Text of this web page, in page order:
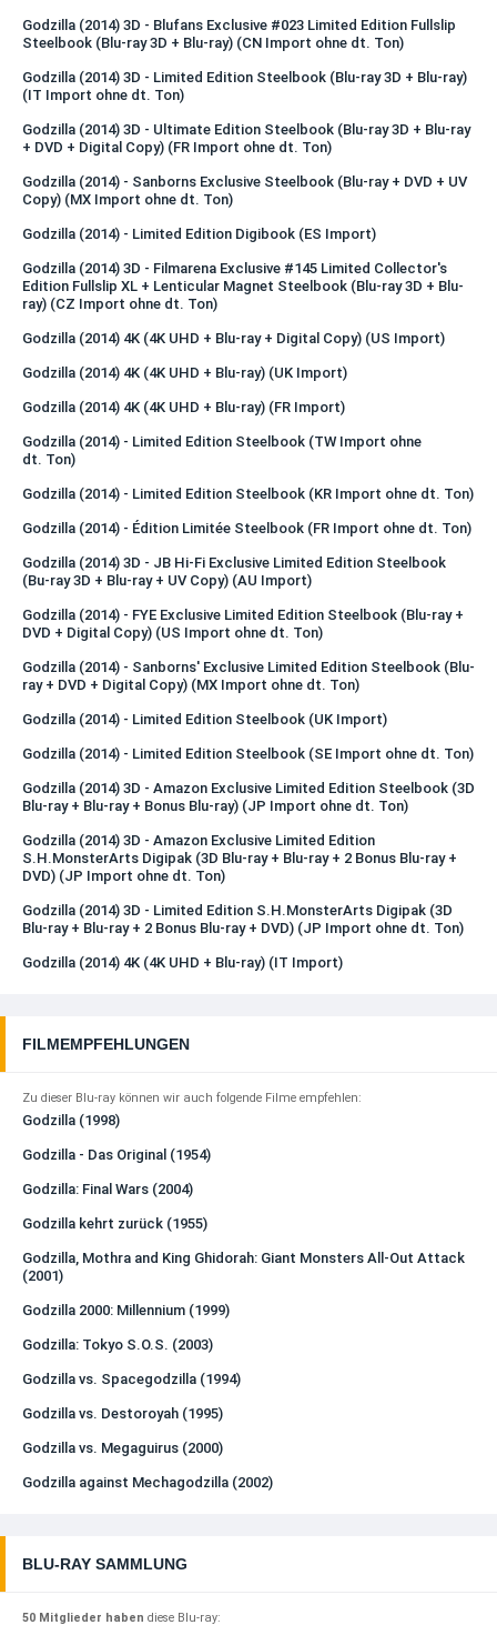
Godzilla (2014) 3D - Blufans Exclusive #023 Limited Edition Fullslip
Steelbook (Blu-ray 3D + Blu-ray) (CN Import ohne dt. Ton)
Godzilla (2014) 3D - Limited Edition Steelbook (Blu-ray 3D + Blu-ray)
(IT Import ohne dt. Ton)
Godzilla (2014) 3D - Ultimate Edition Steelbook (Blu-ray 3D + Blu-ray
+ DVD + Digital Copy) (FR Import ohne dt. Ton)
Godzilla (2014) - Sanborns Exclusive Steelbook (Blu-ray + DVD + UV
Copy) (MX Import ohne dt. Ton)
Godzilla (2014) - Limited Edition Digibook (ES Import)
Godzilla (2014) 3D - Filmarena Exclusive #145 Limited Collector's
Edition Fullslip XL + Lenticular Magnet Steelbook (Blu-ray 3D + Blu-
ray) (CZ Import ohne dt. Ton)
Godzilla (2014) 4K (4K UHD + Blu-ray + Digital Copy) (US Import)
Godzilla (2014) 4K (4K UHD + Blu-ray) (UK Import)
Godzilla (2014) 4K (4K UHD + Blu-ray) (FR Import)
Godzilla (2014) - Limited Edition Steelbook (TW Import ohne
dt. Ton)
Godzilla (2014) - Limited Edition Steelbook (KR Import ohne dt. Ton)
Godzilla (2014) - Édition Limitée Steelbook (FR Import ohne dt. Ton)
Godzilla (2014) 3D - JB Hi-Fi Exclusive Limited Edition Steelbook
(Bu-ray 3D + Blu-ray + UV Copy) (AU Import)
Godzilla (2014) - FYE Exclusive Limited Edition Steelbook (Blu-ray +
DVD + Digital Copy) (US Import ohne dt. Ton)
Godzilla (2014) - Sanborns' Exclusive Limited Edition Steelbook (Blu-
ray + DVD + Digital Copy) (MX Import ohne dt. Ton)
Godzilla (2014) - Limited Edition Steelbook (UK Import)
Godzilla (2014) - Limited Edition Steelbook (SE Import ohne dt. Ton)
Godzilla (2014) 3D - Amazon Exclusive Limited Edition Steelbook (3D
Blu-ray + Blu-ray + Bonus Blu-ray) (JP Import ohne dt. Ton)
Godzilla (2014) 3D - Amazon Exclusive Limited Edition
S.H.MonsterArts Digipak (3D Blu-ray + Blu-ray + 2 Bonus Blu-ray +
DVD) (JP Import ohne dt. Ton)
Godzilla (2014) 3D - Limited Edition S.H.MonsterArts Digipak (3D
Blu-ray + Blu-ray + 2 Bonus Blu-ray + DVD) (JP Import ohne dt. Ton)
Godzilla (2014) 4K (4K UHD + Blu-ray) (IT Import)
FILMEMPFEHLUNGEN
Zu dieser Blu-ray können wir auch folgende Filme empfehlen:
Godzilla (1998)
Godzilla - Das Original (1954)
Godzilla: Final Wars (2004)
Godzilla kehrt zurück (1955)
Godzilla, Mothra and King Ghidorah: Giant Monsters All-Out Attack
(2001)
Godzilla 2000: Millennium (1999)
Godzilla: Tokyo S.O.S. (2003)
Godzilla vs. Spacegodzilla (1994)
Godzilla vs. Destoroyah (1995)
Godzilla vs. Megaguirus (2000)
Godzilla against Mechagodzilla (2002)
BLU-RAY SAMMLUNG
50 Mitglieder haben diese Blu-ray: